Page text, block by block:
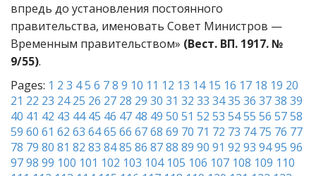
впредь до установления постоянного
правительства, именовать Совет Министров —
Временным правительством» (Вест. ВП. 1917. №
9/55).
Pages: 1 2 3 45 6 78 9 10 11 12 13 14 15 16 17 18 19 20
21 22 23 24 25 26 27 28 29 30 31 32 33 3435 36 3738 39
40 41 42 43 44 45 46 47 48 49 50 51 52 53 5455 56 5758
59 60 61 62 63 6465 66 6768 69 70 71 72 73 74 75 76 77
78 79 80 81 82 83 8485 86 8788 89 90 91 92 93 9495 96
9798 99 100 101 102 103 104 105 106 107 108 109 110